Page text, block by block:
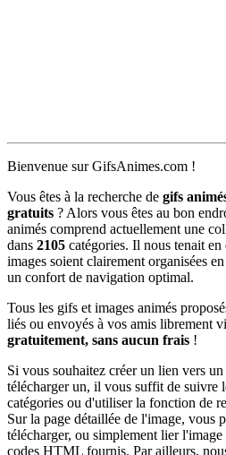
Bienvenue sur GifsAnimes.com !
Vous êtes à la recherche de gifs
gratuits ? Alors vous êtes au bon
animés comprend actuellement une
dans 2105 catégories. Il nous tenait
images soient clairement organisées
un confort de navigation optimal.
Tous les gifs et images animés
liés ou envoyés à vos amis librement
gratuitement, sans aucun frais !
Si vous souhaitez créer un lien vers
télécharger un, il vous suffit de suivre
catégories ou d'utiliser la fonction de
Sur la page détaillée de l'image, vous
télécharger, ou simplement lier
codes HTML fournis. Par ailleurs,